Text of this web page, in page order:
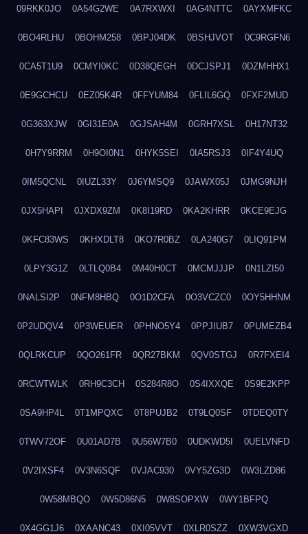
09RKK0JO 0A54G2WE 0A7RXWXI 0AG4NTTC 0AYXMFKC
0BO4RLHU 0BOHM258 0BPJ04DK 0BSHJVOT 0C9RGFN6
0CA5T1U9 0CMYI0KC 0D38QEGH 0DCJSPJ1 0DZMHHX1
0E9GCHCU 0EZ05K4R 0FFYUM84 0FLIL6GQ 0FXF2MUD
0G363XJW 0GI31E0A 0GJSAH4M 0GRH7XSL 0H17NT32
0H7Y9RRM 0H9OI0N1 0HYK5SEI 0IA5RSJ3 0IF4Y4UQ
0IM5QCNL 0IUZL33Y 0J6YMSQ9 0JAWX05J 0JMG9NJH
0JX5HAPI 0JXDX9ZM 0K8I19RD 0KA2KHRR 0KCE9EJG
0KFC83WS 0KHXDLT8 0KO7R0BZ 0LA240G7 0LIQ91PM
0LPY3G1Z 0LTLQ0B4 0M40H0CT 0MCMJJJP 0N1LZI50
0NALSI2P 0NFM8HBQ 0O1D2CFA 0O3VCZC0 0OY5HHNM
0P2UDQV4 0P3WEUER 0PHNO5Y4 0PPJIUB7 0PUMEZB4
0QLRKCUP 0QO261FR 0QR27BKM 0QV0STGJ 0R7FXEI4
0RCWTWLK 0RH9C3CH 0S284R8O 0S4IXXQE 0S9E2KPP
0SA9HP4L 0T1MPQXC 0T8PUJB2 0T9LQ0SF 0TDEQ0TY
0TWV72OF 0U01AD7B 0U56W7B0 0UDKWD5I 0UELVNFD
0V2IXSF4 0V3N6SQF 0VJAC930 0VY5ZG3D 0W3LZD86
0W58MBQO 0W5D86N5 0W8SOPXW 0WY1BFPQ
0X4GG1J6 0XAANC43 0XI05VVT 0XLR0SZZ 0XW3VGXD